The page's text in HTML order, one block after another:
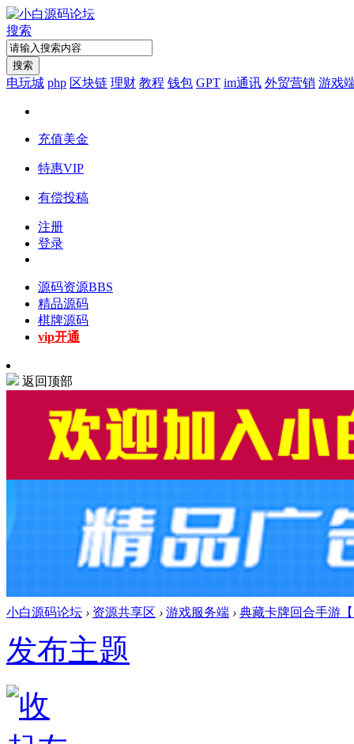
搜索
搜索
电玩城 php 区块链 理财 教程 钱包 GPT im通讯 外贸营销 游戏
充值美金
特惠VIP
有偿投稿
注册
登录
源码资源BBS
精品源码
棋牌源码
vip开通
返回顶部
小白源码论坛 › 资源共享区 › 游戏服务端 › 典藏卡牌回合手游
发布主题